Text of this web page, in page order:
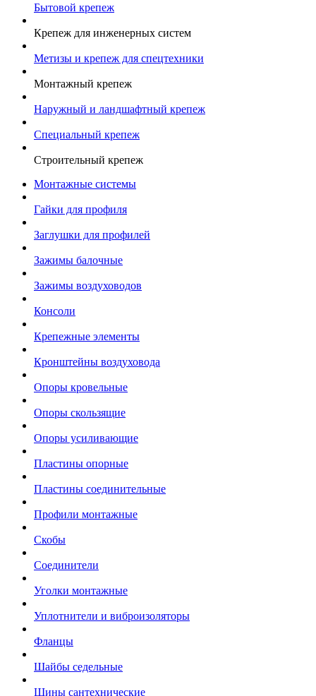
Бытовой крепеж
Крепеж для инженерных систем
Метизы и крепеж для спецтехники
Монтажный крепеж
Наружный и ландшафтный крепеж
Специальный крепеж
Строительный крепеж
Монтажные системы
Гайки для профиля
Заглушки для профилей
Зажимы балочные
Зажимы воздуховодов
Консоли
Крепежные элементы
Кронштейны воздуховода
Опоры кровельные
Опоры скользящие
Опоры усиливающие
Пластины опорные
Пластины соединительные
Профили монтажные
Скобы
Соединители
Уголки монтажные
Уплотнители и виброизоляторы
Фланцы
Шайбы седельные
Шины сантехнические